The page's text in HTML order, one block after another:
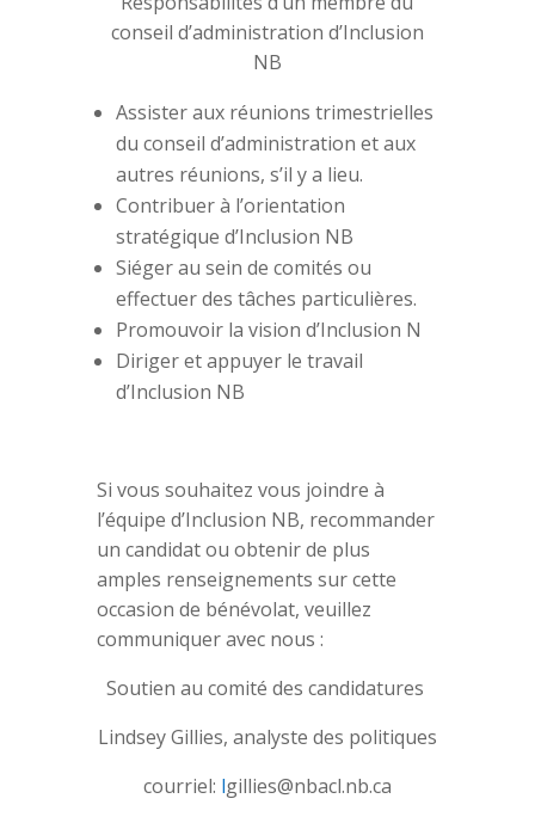
conseil d’administration d’Inclusion
NB
Assister aux réunions trimestrielles
du conseil d’administration et aux
autres réunions, s’il y a lieu.
Contribuer à l’orientation
stratégique d’Inclusion NB
Siéger au sein de comités ou
effectuer des tâches particulières.
Promouvoir la vision d’Inclusion N
Diriger et appuyer le travail
d’Inclusion NB
Si vous souhaitez vous joindre à
l’équipe d’Inclusion NB, recommander
un candidat ou obtenir de plus
amples renseignements sur cette
occasion de bénévolat, veuillez
communiquer avec nous :
Soutien au comité des candidatures
Lindsey Gillies, analyste des politiques
courriel: lgillies@nbacl.nb.ca